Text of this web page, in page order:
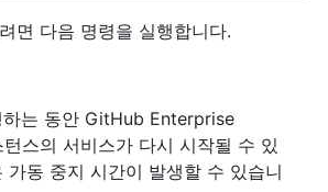
면 다음 명령을 실행합니다.
하는 동안 GitHub Enterprise
스의 서비스가 다시 시작될 수 있
가동 중지 시간이 발생할 수 있습니